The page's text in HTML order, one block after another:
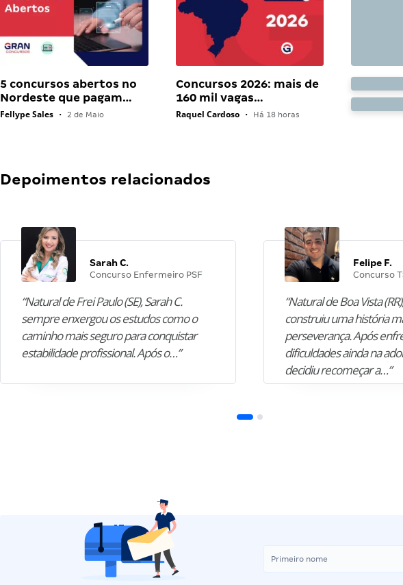
5 concursos abertos no
Nordeste que pagam…
Fellype Sales • 2 de Maio
Concursos 2026: mais de
160 mil vagas…
Raquel Cardoso • Há 18 horas
Depoimentos relacionados
Sarah C.
Concurso Enfermeiro PSF
“Natural de Frei Paulo (SE), Sarah C.
sempre enxergou os estudos como o
caminho mais seguro para conquistar
estabilidade profissional. Após o…”
Felipe F.
Concurso
“Natural de Boa Vista
construiu uma história
perseverança. Após
dificuldades ainda na
decidiu recomeçar a…”